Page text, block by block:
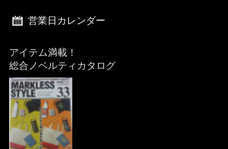
営業日カレンダー
アイテム満載！
総合ノベルティカタログ